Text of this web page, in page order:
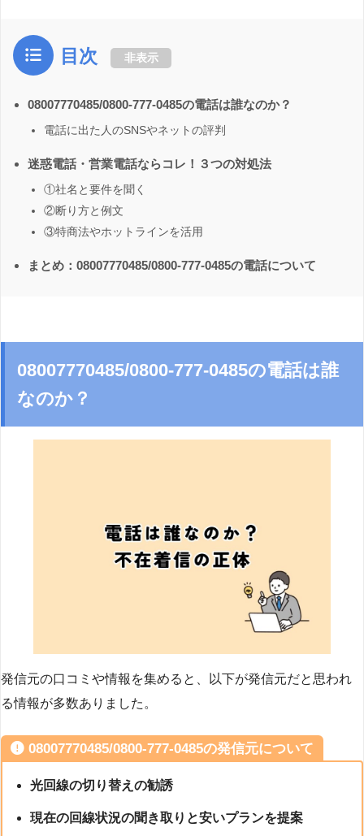
目次 非表示
08007770485/0800-777-0485の電話は誰なのか？
電話に出た人のSNSやネットの評判
迷惑電話・営業電話ならコレ！３つの対処法
①社名と要件を聞く
②断り方と例文
③特商法やホットラインを活用
まとめ：08007770485/0800-777-0485の電話について
08007770485/0800-777-0485の電話は誰
なのか？
発信元の口コミや情報を集めると、以下が発信元だと思われ
る情報が多数ありました。
08007770485/0800-777-0485の発信元について
光回線の切り替えの勧誘
現在の回線状況の聞き取りと安いプランを提案